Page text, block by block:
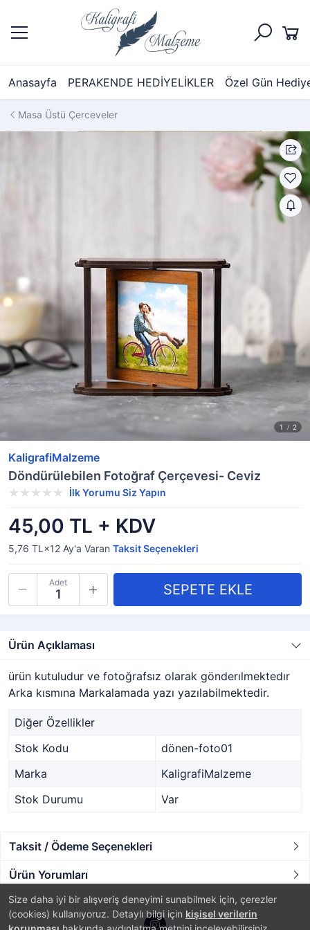
Anasayfa PERAKENDE HEDİYELİKLER Özel Gün
Size daha iyi bir alışveriş deneyimi sunabilmek için, çerezler
(cookies) kullanıyoruz. Detaylı bilgi için kişisel verilerin
Masa Üstü Çerceveler
KaligrafiMalzeme
Döndürülebilen Fotoğraf Çerçevesi- Ceviz
İlk Yorumu Siz Yapın
45,00 TL + KDV
5,76 TL×12 Ay'a Varan Taksit Seçenekleri
Adet
Ürün Açıklaması
ürün kutuludur ve fotoğrafsız olarak gönderılmektedır
Arka kısmına Markalamada yazı yazılabilmektedir.
Diğer Özellikler
Stok Kodu
dönen-foto01
Marka
KaligrafiMalzeme
Stok Durumu
Var
Taksit / Ödeme Seçenekleri
Ürün Yorumları